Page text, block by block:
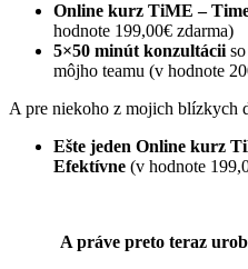
Online kurz TiME –
hodnote 199,00€ zdarma)
5×50 minút konzultácii
môjho teamu (v hodnote
A pre niekoho z mojich blízkych
Ešte jeden Online kurz
Efektívne (v hodnote
A práve preto teraz